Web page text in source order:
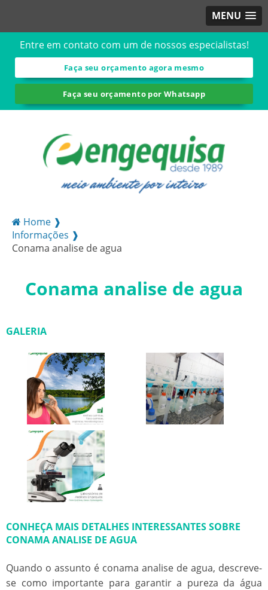
MENU
Entre em contato com um de nossos especialistas!
Faça seu orçamento agora mesmo
Faça seu orçamento por Whatsapp
Home ❱
Informações ❱
Conama analise de agua
Conama analise de agua
GALERIA
CONHEÇA MAIS DETALHES INTERESSANTES SOBRE
CONAMA ANALISE DE AGUA
Quando o assunto é conama analise de agua, descreve-
se como importante para garantir a pureza da água